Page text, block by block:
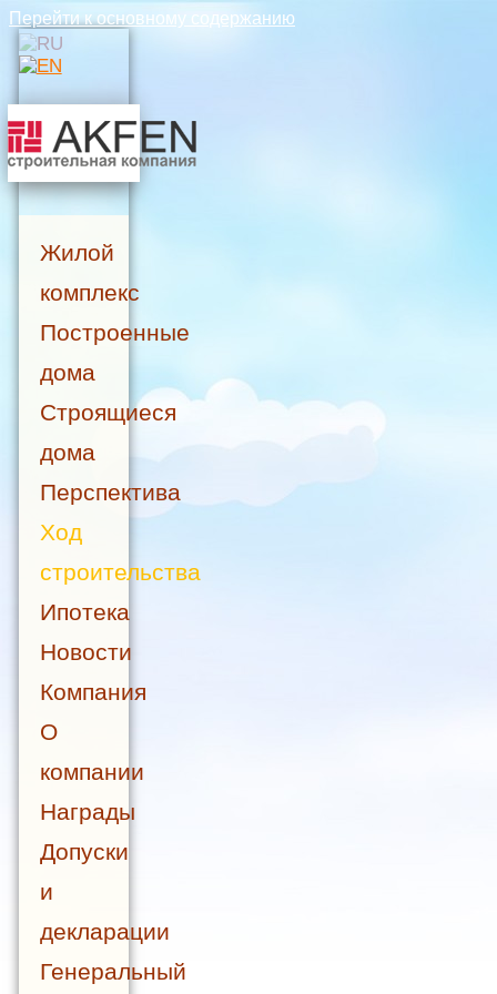
Перейти к основному содержанию
Жилой
комплекс
Построенные
дома
Строящиеся
дома
Перспектива
Ход
строительства
Ипотека
Новости
Компания
О
компании
Награды
Допуски
и
декларации
Генеральный